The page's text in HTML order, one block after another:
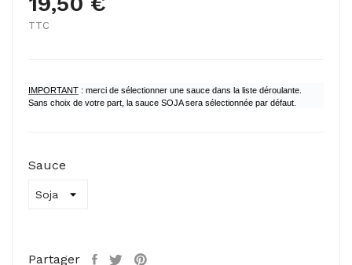
TTC
IMPORTANT : merci de sélectionner une sauce dans la liste déroulante.
Sans choix de votre part, la sauce SOJA sera sélectionnée par défaut.
Sauce
Partager